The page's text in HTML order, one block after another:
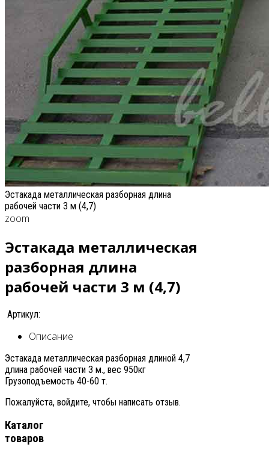
Эстакада металлическая разборная длина
рабочей части 3 м (4,7)
zoom
Эстакада металлическая
разборная длина
рабочей части 3 м (4,7)
Артикул:
Описание
Эстакада металлическая разборная длиной 4,7
длина рабочей части 3 м., вес 950кг
Грузоподъемость 40-60 т.
Пожалуйста, войдите, чтобы написать отзыв.
Каталог
товаров